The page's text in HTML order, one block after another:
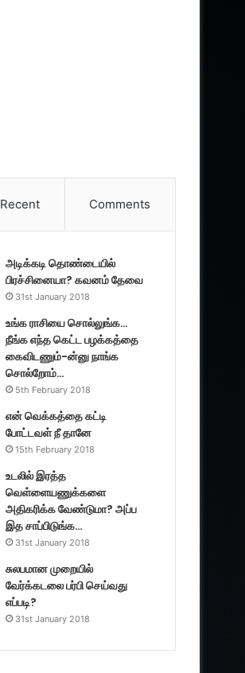
Recent Comments
அடிக்கடி தொண்டையில்
பிரச்சினையா? கவனம் தேவை
31st January 2018
உங்க ராசியை சொல்லுங்க…
நீங்க எந்த கெட்ட பழக்கத்தை
கைவிடணும்-ன்னு நாங்க
சொல்றோம்…
5th February 2018
என் வெக்கத்தை கட்டி
போட்டவள் நீ தானே
15th February 2018
உடலில் இரத்த
வெள்ளையணுக்களை
அதிகரிக்க வேண்டுமா? அப்ப
இத சாப்பிடுங்க…
31st January 2018
சுலபமான முறையில்
வேர்க்கடலை பர்பி செய்வது
எப்படி?
31st January 2018